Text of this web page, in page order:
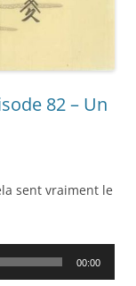
82 – Un
sent vraiment le
00:00